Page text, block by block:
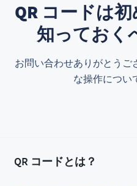
QR コードは
知っておく
お問い合わせありがとうご
な操作につい
QR コードとは？